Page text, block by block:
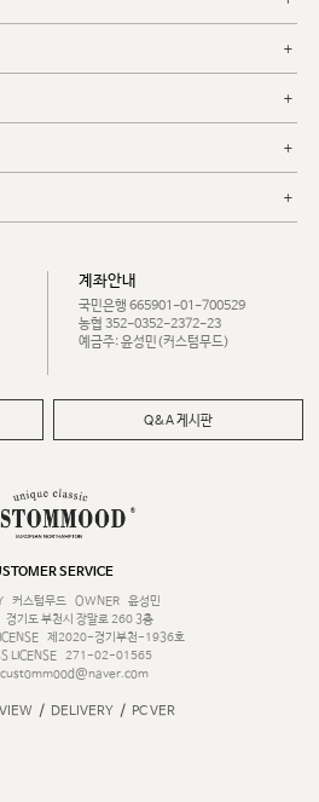
계좌안내
국민은행 665901-01-700529
농협 352-0352-2372-23
예금주: 윤성민(커스텀무드)
Q&A 게시판
SERVICE
커스텀무드 OWNER
윤성민
경기도 부천시 장말로 260 3층
제2020-경기부천-1936호
LICENSE 271-02-01565
custommood@naver.com
/ DELIVERY / PC VER